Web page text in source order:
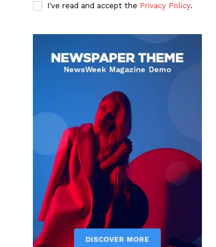
I've read and accept the Privacy Policy.